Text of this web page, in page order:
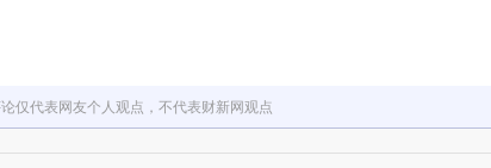
仅代表网友个人观点，不代表财新网观点